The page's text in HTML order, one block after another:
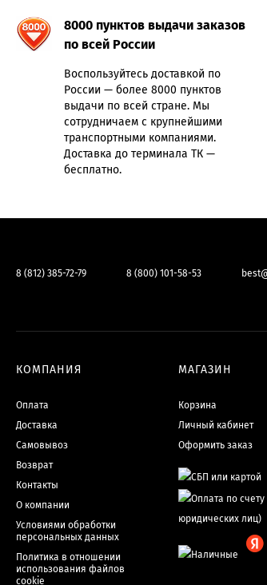
8000 пунктов выдачи заказов
по всей России
Воспользуйтесь доставкой по
России — более 8000 пунктов
выдачи по всей стране. Мы
сотрудничаем с крупнейшими
транспортными компаниями.
Доставка до терминала ТК —
бесплатно.
8 (812) 385-72-79 8 (800) 101-58-53
КОМПАНИЯ
Оплата
Доставка
Самовывоз
Возврат
Контакты
О компании
Условиями обработки
персональных данных
Политика в отношении
использования файлов
cookie
МАГАЗИН
Корзина
Личный кабинет
Оформить заказ